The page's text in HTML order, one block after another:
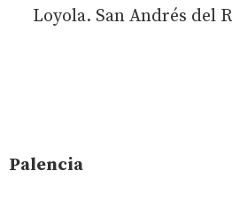
Loyola. San Andrés del
Palencia